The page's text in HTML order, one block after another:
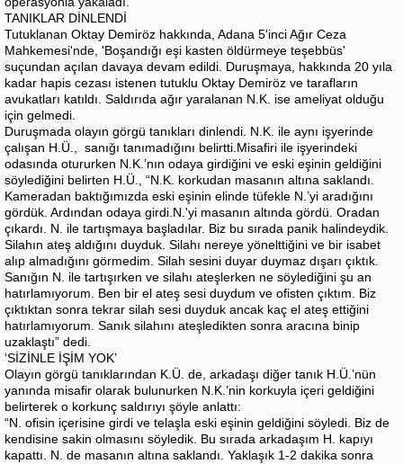
TANIKLAR DİNLENDİ
Tutuklanan Oktay Demiröz hakkında, Adana 5'inci Ağır Ceza
Mahkemesi'nde, 'Boşandığı eşi kasten öldürmeye teşebbüs'
suçundan açılan davaya devam edildi. Duruşmaya, hakkında 20 yıla
kadar hapis cezası istenen tutuklu Oktay Demiröz ve tarafların
avukatları katıldı. Saldırıda ağır yaralanan N.K. ise ameliyat olduğu
için gelmedi.
Duruşmada olayın görgü tanıkları dinlendi. N.K. ile aynı işyerinde
çalışan H.Ü., sanığı tanımadığını belirtti.Misafiri ile işyerindeki
odasında otururken N.K.’nın odaya girdiğini ve eski eşinin geldiğini
söylediğini belirten H.Ü., “N.K. korkudan masanın altına saklandı.
Kameradan baktığımızda eski eşinin elinde tüfekle N.’yi aradığını
gördük. Ardından odaya girdi.N.'yi masanın altında gördü. Oradan
çıkardı. N. ile tartışmaya başladılar. Biz bu sırada panik halindeydik.
Silahın ateş aldığını duyduk. Silahı nereye yönelttiğini ve bir isabet
alıp almadığını görmedim. Silah sesini duyar duymaz dışarı çıktık.
Sanığın N. ile tartışırken ve silahı ateşlerken ne söylediğini şu an
hatırlamıyorum. Ben bir el ateş sesi duydum ve ofisten çıktım. Biz
çıktıktan sonra tekrar silah sesi duyduk ancak kaç el ateş ettiğini
hatırlamıyorum. Sanık silahını ateşledikten sonra aracına binip
uzaklaştı” dedi.
‘SİZİNLE İŞİM YOK’
Olayın görgü tanıklarından K.Ü. de, arkadaşı diğer tanık H.Ü.’nün
yanında misafir olarak bulunurken N.K.’nin korkuyla içeri geldiğini
belirterek o korkunç saldırıyı şöyle anlattı:
“N. ofisin içerisine girdi ve telaşla eski eşinin geldiğini söyledi. Biz de
kendisine sakin olmasını söyledik. Bu sırada arkadaşım H. kapıyı
kapattı. N. de masanın altına saklandı. Yaklaşık 1-2 dakika sonra